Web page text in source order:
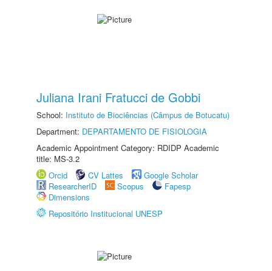
Juliana Irani Fratucci de Gobbi
School: Instituto de Biociências (Câmpus de Botucatu)
Department: DEPARTAMENTO DE FISIOLOGIA
Academic Appointment Category: RDIDP Academic
title: MS-3.2
Orcid
CV Lattes
Google Scholar
ResearcherID
Scopus
Fapesp
Dimensions
Repositório Institucional UNESP